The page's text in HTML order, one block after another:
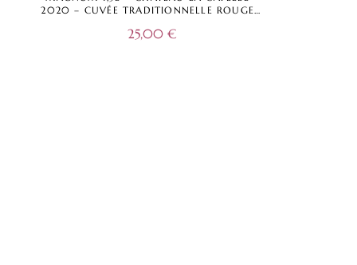
2020 – CUVÉE TRADITIONNELLE ROUGE –
25,00€